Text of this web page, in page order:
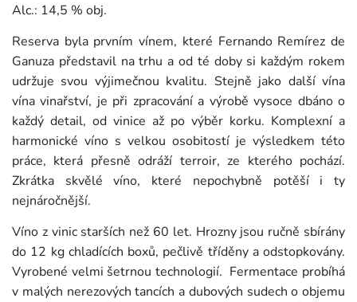
Alc.: 14,5 % obj.
Reserva byla prvním vínem, které Fernando Remírez de
Ganuza představil na trhu a od té doby si každým rokem
udržuje svou výjimečnou kvalitu. Stejně jako další vína
vína vinařství, je při zpracování a výrobě vysoce dbáno o
každý detail, od vinice až po výběr korku. Komplexní a
harmonické víno s velkou osobitostí je výsledkem této
práce, která přesně odráží terroir, ze kterého pochází.
Zkrátka skvělé víno, které nepochybně potěší i ty
nejnáročnější.
Víno z vinic starších než 60 let. Hrozny jsou ručně sbírány
do 12 kg chladících boxů, pečlivě tříděny a odstopkovány.
Vyrobené velmi šetrnou technologií. Fermentace probíhá
v malých nerezových tancích a dubových sudech o objemu